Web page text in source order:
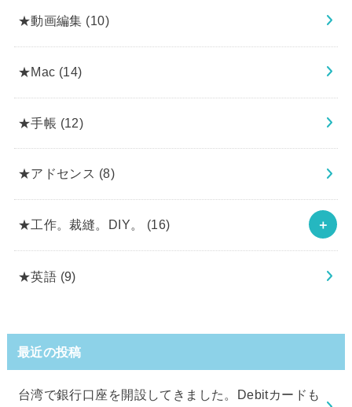
★動画編集 (10)
★Mac (14)
★手帳 (12)
★アドセンス (8)
★工作。裁縫。DIY。 (16)
★英語 (9)
最近の投稿
台湾で銀行口座を開設してきました。Debitカードも